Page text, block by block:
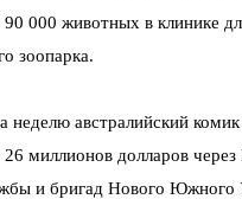
90 000 животных в клинике
зоопарка.
австралийский комик
26 миллионов долларов
и бригад Нового Южного